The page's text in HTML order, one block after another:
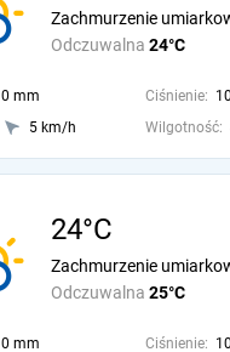
Odczuwalna 24°C
Zachmurzenie
0 mm Ciśnienie:
5 km/h Wilgotność:
24°C
Odczuwalna 25°C
Zachmurzenie
0 mm Ciśnienie: